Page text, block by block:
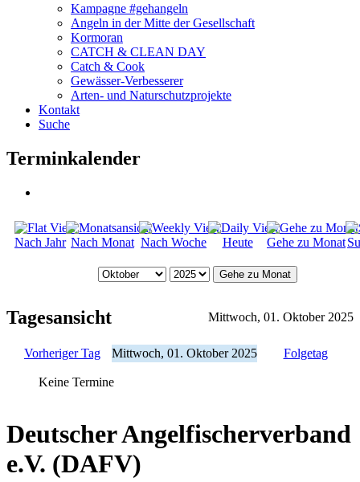
Kampagne #gehangeln
Angeln in der Mitte der Gesellschaft
Kormoran
CATCH & CLEAN DAY
Catch & Cook
Gewässer-Verbesserer
Arten- und Naturschutzprojekte
Kontakt
Suche
Terminkalender
Nach Jahr Nach Monat Nach Woche Heute Gehe zu Monat
Gehe zu Monat
Tagesansicht Mittwoch, 01. Oktober 2025
Vorheriger Tag Mittwoch, 01. Oktober 2025 Folgetag
Keine Termine
Deutscher Angelfischerverband
e.V. (DAFV)